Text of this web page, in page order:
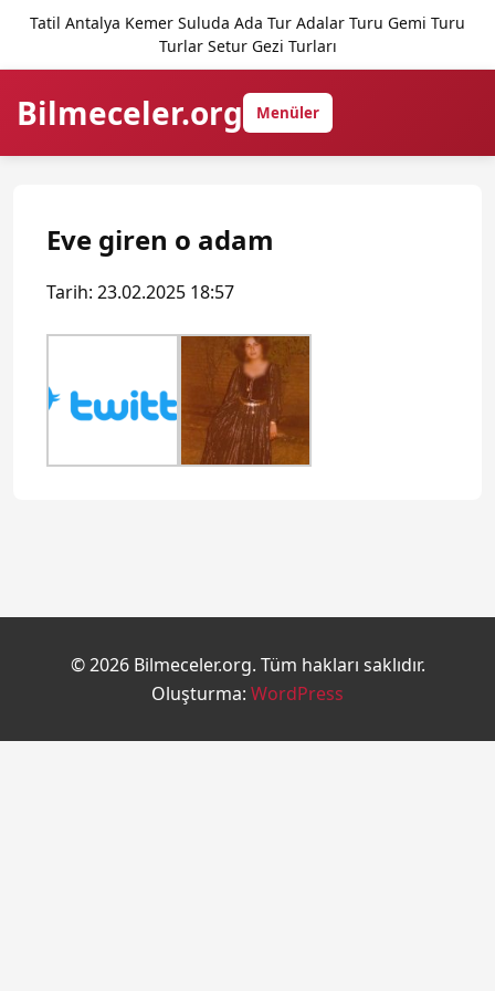
Tatil Antalya Kemer Suluda Ada Tur Adalar Turu Gemi Turu
Turlar Setur Gezi Turları
Bilmeceler.org Menüler
Eve giren o adam
Tarih: 23.02.2025 18:57
© 2026 Bilmeceler.org. Tüm hakları saklıdır.
Oluşturma: WordPress